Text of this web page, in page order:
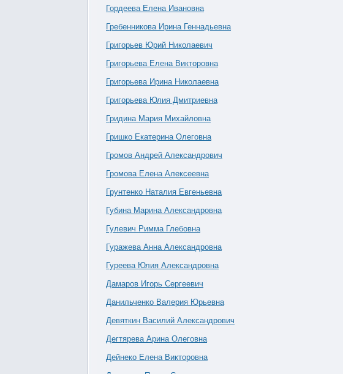
Гордеева Елена Ивановна
Гребенникова Ирина Геннадьевна
Григорьев Юрий Николаевич
Григорьева Елена Викторовна
Григорьева Ирина Николаевна
Григорьева Юлия Дмитриевна
Гридина Мария Михайловна
Гришко Екатерина Олеговна
Громов Андрей Александрович
Громова Елена Алексеевна
Грунтенко Наталия Евгеньевна
Губина Марина Александровна
Гулевич Римма Глебовна
Гуражева Анна Александровна
Гуреева Юлия Александровна
Дамаров Игорь Сергеевич
Данильченко Валерия Юрьевна
Девяткин Василий Александрович
Дегтярева Арина Олеговна
Дейнеко Елена Викторовна